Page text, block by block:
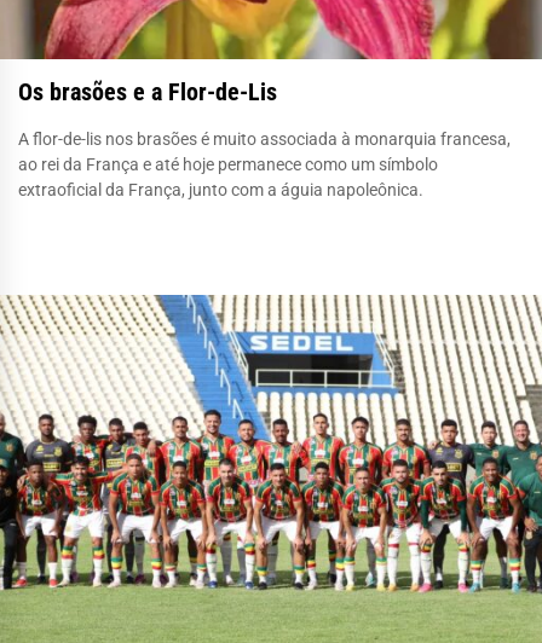
Os brasões e a Flor-de-Lis
A flor-de-lis nos brasões é muito associada à monarquia francesa,
ao rei da França e até hoje permanece como um símbolo
extraoficial da França, junto com a águia napoleônica.